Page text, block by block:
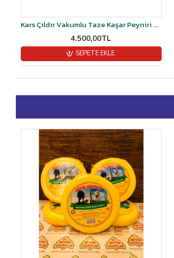
Kars Çıldır Vakumlu Taze Kaşar Peyniri Şırdan Mayalı 10 Adet 1 kg
4.500,00TL
SEPETE EKLE